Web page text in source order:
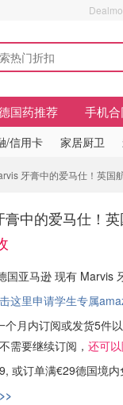
国药推荐 手机合
/信用卡 家居厨卫
牙膏中的爱马仕！英国
膏中的爱马仕！
国亚马逊 现有 Marvis
这里申请学生专属
个月内订阅或发货5件
需要继续订阅， 还可
或订单满€29德国境内